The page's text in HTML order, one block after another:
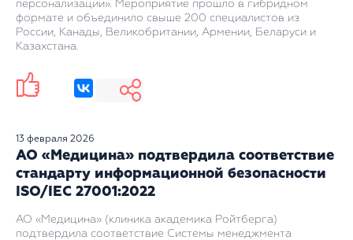
персонализации». Мероприятие прошло в гибридном
формате и объединило свыше 200 специалистов из
России, Канады, Великобритании, Армении, Беларуси и
Казахстана.
13 февраля 2026
АО «Медицина» подтвердила соответствие
стандарту информационной безопасности
ISO/IEC 27001:2022
АО «Медицина» (клиника академика Ройтберга)
подтвердила соответствие Системы менеджмента